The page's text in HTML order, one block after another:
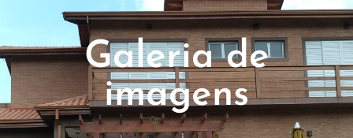
Galeria de
imagens